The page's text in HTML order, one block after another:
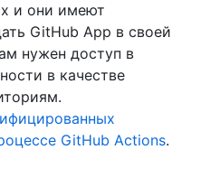
и они имеют
GitHub App в своей
нужен доступ в
в качестве
GitHub Actions.